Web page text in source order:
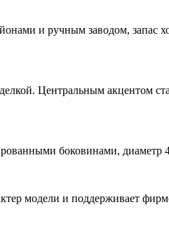
и ручным заводом, запас
Центральным акцентом
боковинами, диаметр
модели и поддерживает